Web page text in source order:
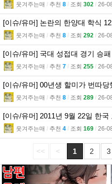
웃겨주는매 l 추천 8 l 조회 302 l 26-
[이슈/유머] 논란의 한양대 학식
웃겨주는매 l 추천 8 l 조회 292 l 26-
[이슈/유머] 국대 성접대 경기 승
웃겨주는매 l 추천 7 l 조회 255 l 26-
[이슈/유머] 00년생 할미가 번따당
웃겨주는매 l 추천 8 l 조회 289 l 26-
[이슈/유머] 2011년 9월 22일 한
웃겨주는매 l 추천 4 l 조회 169 l 26-
<< < 1 2 3